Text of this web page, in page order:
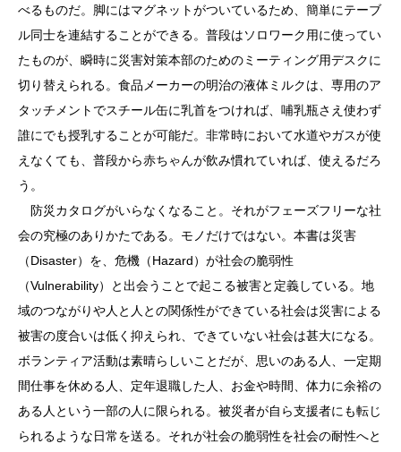
べるものだ。脚にはマグネットがついているため、簡単にテーブ
ル同士を連結することができる。普段はソロワーク用に使ってい
たものが、瞬時に災害対策本部のためのミーティング用デスクに
切り替えられる。食品メーカーの明治の液体ミルクは、専用のア
タッチメントでスチール缶に乳首をつければ、哺乳瓶さえ使わず
誰にでも授乳することが可能だ。非常時において水道やガスが使
えなくても、普段から赤ちゃんが飲み慣れていれば、使えるだろ
う。
防災カタログがいらなくなること。それがフェーズフリーな社
会の究極のありかたである。モノだけではない。本書は災害
（Disaster）を、危機（Hazard）が社会の脆弱性
（Vulnerability）と出会うことで起こる被害と定義している。地
域のつながりや人と人との関係性ができている社会は災害による
被害の度合いは低く抑えられ、できていない社会は甚大になる。
ボランティア活動は素晴らしいことだが、思いのある人、一定期
間仕事を休める人、定年退職した人、お金や時間、体力に余裕の
ある人という一部の人に限られる。被災者が自ら支援者にも転じ
られるような日常を送る。それが社会の脆弱性を社会の耐性へと